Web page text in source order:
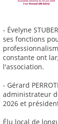
- Évelyne
ses fonctions
constante ont
l'association.
- Gérard
administrateur
2026 et
Élu local de